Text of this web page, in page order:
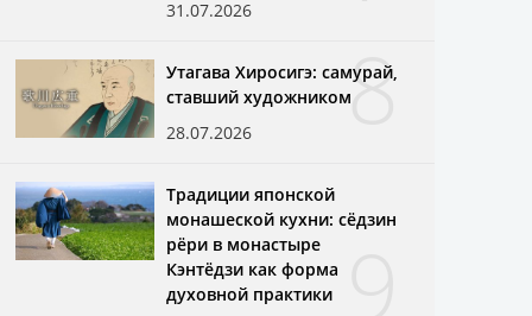
31.07.2026
8
Утагава Хиросигэ: самурай,
ставший художником
28.07.2026
Традиции японской
монашеской кухни: сёдзин
рёри в монастыре
Кэнтёдзи как форма
духовной практики